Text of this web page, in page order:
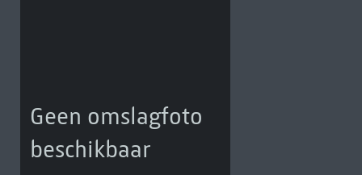
Geen omslagfoto
beschikbaar